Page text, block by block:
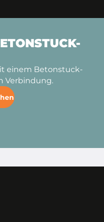
einem Betonstuck-
Verbindung.